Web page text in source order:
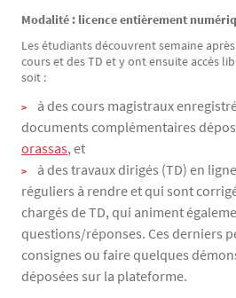
Modalité : licence entièrement
Les étudiants découvrent semaine
cours et des TD et y ont ensuite accès
soit :
à des cours magistraux
documents complémentaires
orassas, et
à des travaux dirigés (TD) en
réguliers à rendre et qui sont
chargés de TD, qui animent
questions/réponses. Ces derniers
consignes ou faire quelques
déposées sur la plateforme.